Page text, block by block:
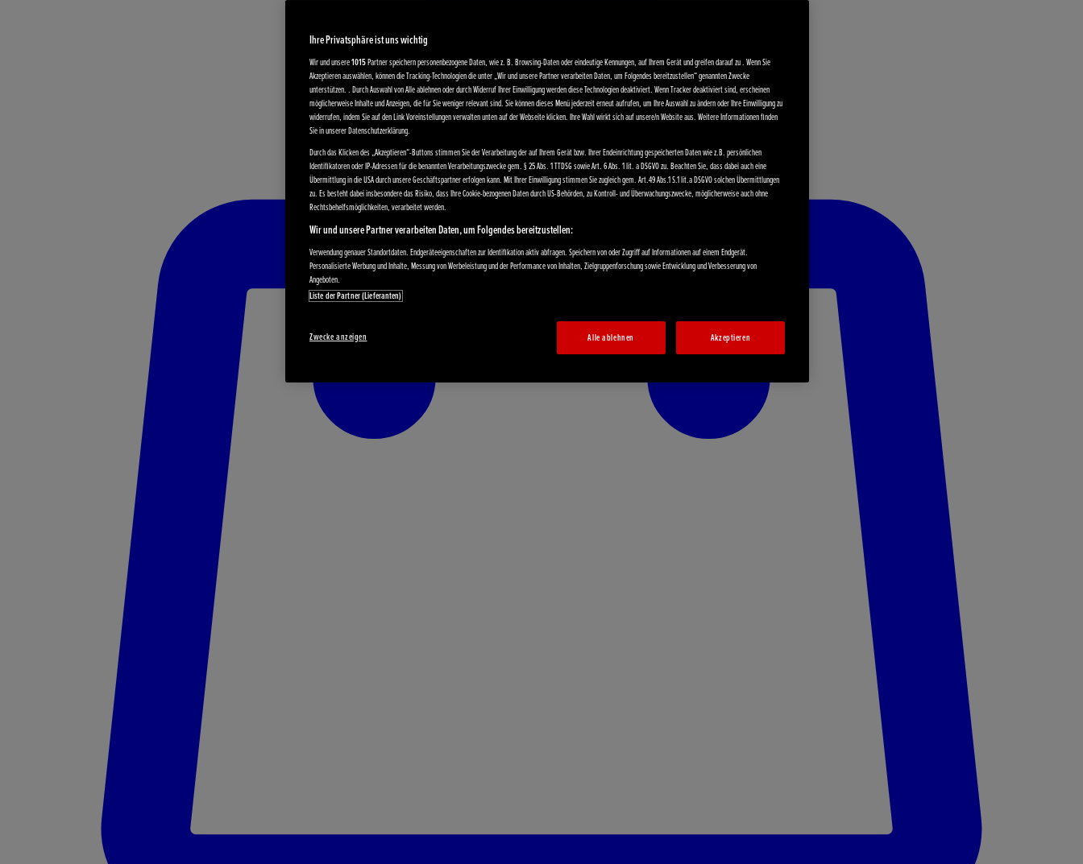
Ihre Privatsphäre ist uns wichtig
Wir und unsere1015Partner speichern personenbezogene Daten, wie z. B. Browsing-Daten oder eindeutige Kennungen, auf Ihrem Gerät und greifen darauf zu . Wenn Sie
Akzeptieren auswählen, können die Tracking-Technologien die unter „Wir und unsere Partner verarbeiten Daten, um Folgendes bereitzustellen“ genannten Zwecke
unterstützen. . Durch Auswahl von Alle ablehnen oder durch Widerruf Ihrer Einwilligung werden diese Technologien deaktiviert. Wenn Tracker deaktiviert sind, erscheinen
möglicherweise Inhalte und Anzeigen, die für Sie weniger relevant sind. Sie können dieses Menü jederzeit erneut aufrufen, um Ihre Auswahl zu ändern oder Ihre Einwilligung zu
widerrufen, indem Sie auf den Link Voreinstellungen verwalten unten auf der Webseite klicken. Ihre Wahl wirkt sich auf unsere/n Website aus. Weitere Informationen finden
Sie in unserer Datenschutzerklärung.
Durch das Klicken des „Akzeptieren“-Buttons stimmen Sie der Verarbeitung der auf Ihrem Gerät bzw. Ihrer Endeinrichtung gespeicherten Daten wie z.B. persönlichen
Identifikatoren oder IP-Adressen für die benannten Verarbeitungszwecke gem. § 25 Abs. 1 TTDSG sowie Art. 6 Abs. 1 lit. a DSGVO zu. Beachten Sie, dass dabei auch eine
Übermittlung in die USA durch unsere Geschäftspartner erfolgen kann. Mit Ihrer Einwilligung stimmen Sie zugleich gem. Art.49 Abs.1 S.1 lit.a DSGVO solchen Übermittlungen
zu. Es besteht dabei insbesondere das Risiko, dass Ihre Cookie-bezogenen Daten durch US-Behörden, zu Kontroll- und Überwachungszwecke, möglicherweise auch ohne
Rechtsbehelfsmöglichkeiten, verarbeitet werden.
Wir und unsere Partner verarbeiten Daten, um Folgendes bereitzustellen:
Verwendung genauer Standortdaten. Endgeräteeigenschaften zur Identifikation aktiv abfragen. Speichern von oder Zugriff auf Informationen auf einem Endgerät.
Personalisierte Werbung und Inhalte, Messung von Werbeleistung und der Performance von Inhalten, Zielgruppenforschung sowie Entwicklung und Verbesserung von
Angeboten.
Liste der Partner (Lieferanten)
Zwecke anzeigen Alle ablehnen Akzeptieren